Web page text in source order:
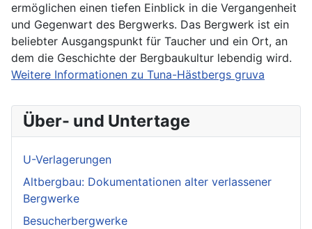
ermöglichen einen tiefen Einblick in die Vergangenheit
und Gegenwart des Bergwerks. Das Bergwerk ist ein
beliebter Ausgangspunkt für Taucher und ein Ort, an
dem die Geschichte der Bergbaukultur lebendig wird.
Weitere Informationen zu Tuna-Hästbergs gruva
Über- und Untertage
U-Verlagerungen
Altbergbau: Dokumentationen alter verlassener
Bergwerke
Besucherbergwerke